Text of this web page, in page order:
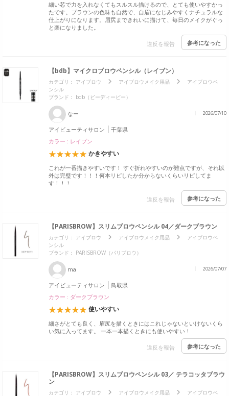
細い芯で力を入れなくてもスルスル描けるので、とても使いやすかっ
たです。ブラウンの色味も自然で、自眉になじみやすくナチュラルな
仕上がりになります。眉尻まできれいに描けて、毎日のメイクがぐっ
と楽になりました。
違反を報告 参考になった
【bdb】マイクロブロウペンシル（レイブン）
カテゴリ： アイブロウ アイブロウメイク用品
アイブロウペ
ンシル
ブランド： bdb（ビーディービー）
なー 2026/07/10
アイビューティサロン
千葉県
カラー : レイブン
かきやすい
これが一番描きやすいです！ すぐ折れやすいのが難点ですが、それ以
外は完璧です！！！何本リピしたか分からないくらいリピしてま
す！！！
違反を報告 参考になった
【PARISBROW】スリムブロウペンシル 04／ダークブラウン
カテゴリ： アイブロウ アイブロウメイク用品
アイブロウペ
ンシル
ブランド： PARISBROW（パリブロウ）
ma 2026/07/07
アイビューティサロン
鳥取県
カラー : ダークブラウン
使いやすい
細さがとても良く、眉尻を描くときにはこれじゃないといけないくら
い気に入ってます。 一本一本描くときにも使いやすい！
違反を報告 参考になった
【PARISBROW】スリムブロウペンシル 03／ テラコッタブラウ
ン
カテゴリ： アイブロウ アイブロウメイク用品 アイブロウペ